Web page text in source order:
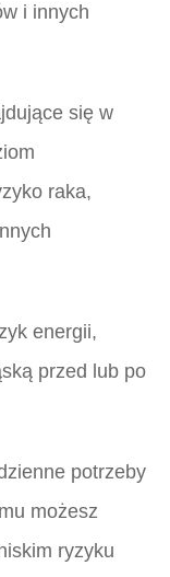
i innych
się w
raka,
energii,
przed lub po
potrzeby
możesz
ryzyku